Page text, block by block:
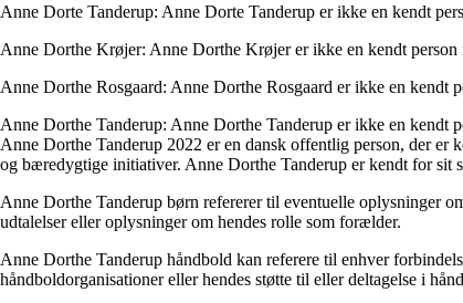
Anne Dorte Tanderup: Anne Dorte Tanderup er ikke en kendt
Anne Dorthe Krøjer: Anne Dorthe Krøjer er ikke en kendt
Anne Dorthe Rosgaard: Anne Dorthe Rosgaard er ikke en kendt
Anne Dorthe Tanderup: Anne Dorthe Tanderup er ikke en kendt
Anne Dorthe Tanderup 2022 er en dansk offentlig person, der
og bæredygtige initiativer. Anne Dorthe Tanderup er kendt for sit
Anne Dorthe Tanderup børn refererer til eventuelle oplysninger
udtalelser eller oplysninger om hendes rolle som forælder.
Anne Dorthe Tanderup håndbold kan referere til enhver
håndboldorganisationer eller hendes støtte til eller deltagelse i